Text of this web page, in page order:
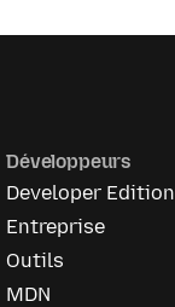
Développeurs
Developer Edition
Entreprise
Outils
MDN